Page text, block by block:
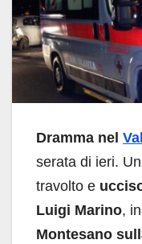
Dramma nel
serata di ieri. Un
travolto e
Luigi Marino,
Montesano